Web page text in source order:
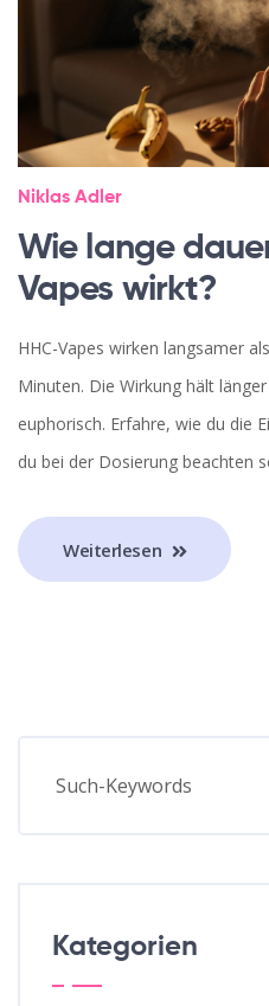
Niklas Adler
Wie lange
Vapes wirkt?
HHC-Vapes wirken langsamer
Minuten. Die Wirkung hält
euphorisch. Erfahre, wie du die
du bei der Dosierung beachten
Weiterlesen
Kategorien